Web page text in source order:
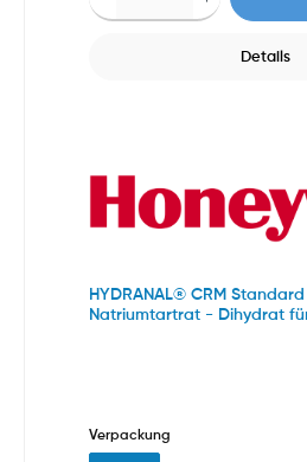
Details
HYDRANAL® CRM
Natriumtartrat - Dihydrat
Verpackung